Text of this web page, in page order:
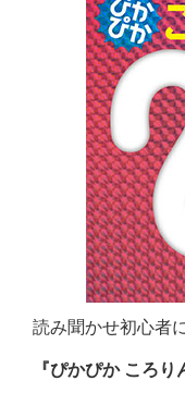
読み聞かせ初心者
『ぴかぴか ころり